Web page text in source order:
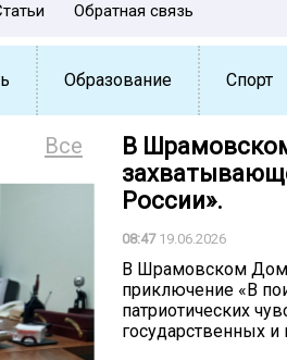
Обратная связь
Образование Спорт
Все
В
России».
08:4719.06.2026
В Шрамовском
приключение «В
патриотических
государственных